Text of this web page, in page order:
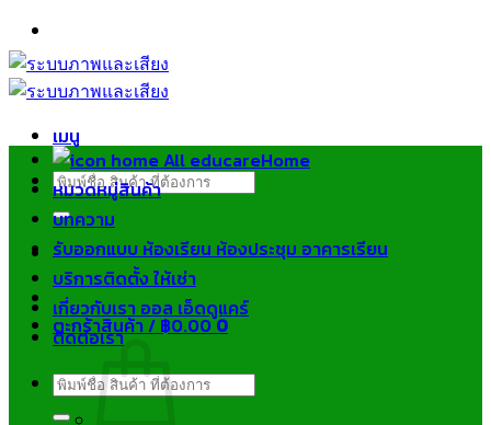
ข้าม
ไป
ยัง
เมนู
ค้นหา:
ตะกร้าสินค้า /฿0.000
Home
หมวดหมู่สินค้า
บทความ
รับออกแบบ ห้องเรียน ห้องประชุม อาคารเรียน
บริการติดตั้ง ให้เช่า
เกี่ยวกับเรา ออล เอ็ดดูแคร์
ติดต่อเรา
ค้นหา: